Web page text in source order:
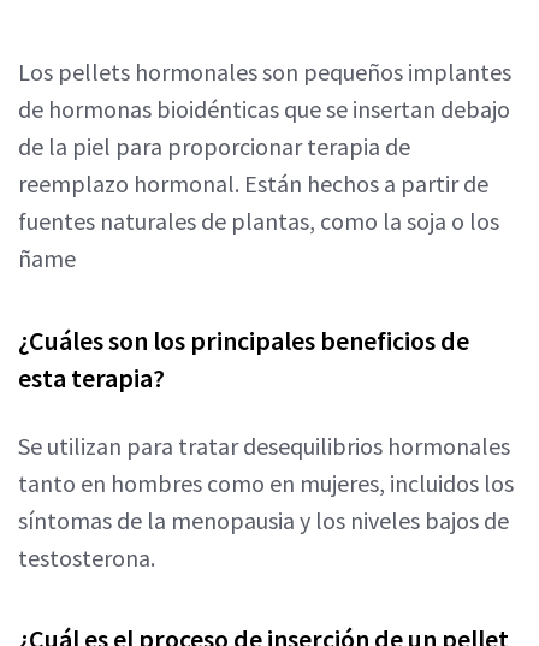
Los pellets hormonales son pequeños implantes
de hormonas bioidénticas que se insertan debajo
de la piel para proporcionar terapia de
reemplazo hormonal. Están hechos a partir de
fuentes naturales de plantas, como la soja o los
ñame
¿Cuáles son los principales beneficios de
esta terapia?
Se utilizan para tratar desequilibrios hormonales
tanto en hombres como en mujeres, incluidos los
síntomas de la menopausia y los niveles bajos de
testosterona.
¿Cuál es el proceso de inserción de un pellet